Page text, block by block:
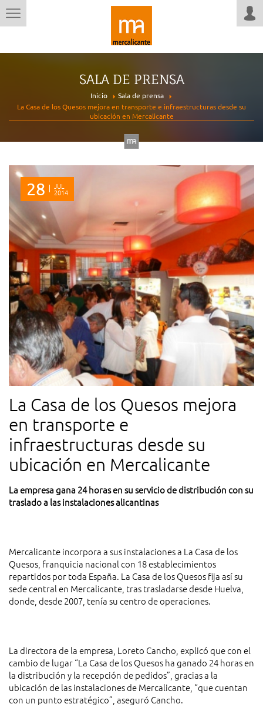
SALA DE PRENSA
Inicio
Sala de prensa
La Casa de los Quesos mejora en transporte e infraestructuras desde su
ubicación en Mercalicante
28 JUL
2014
La Casa de los Quesos mejora
en transporte e
infraestructuras desde su
ubicación en Mercalicante
La empresa gana 24 horas en su servicio de distribución con su
traslado a las instalaciones alicantinas
Mercalicante incorpora a sus instalaciones a La Casa de los
Quesos, franquicia nacional con 18 establecimientos
repartidos por toda España. La Casa de los Quesos fija así su
sede central en Mercalicante, tras trasladarse desde Huelva,
donde, desde 2007, tenía su centro de operaciones.
La directora de la empresa, Loreto Cancho, explicó que con el
cambio de lugar “La Casa de los Quesos ha ganado 24 horas en
la distribución y la recepción de pedidos”, gracias a la
ubicación de las instalaciones de Mercalicante, “que cuentan
con un punto estratégico”, aseguró Cancho.